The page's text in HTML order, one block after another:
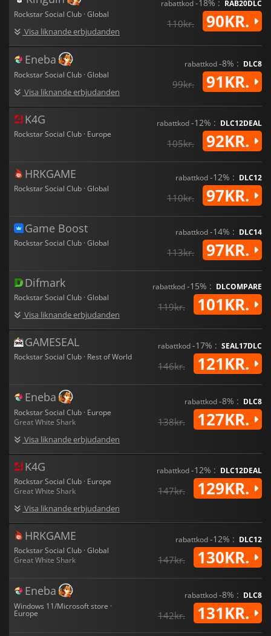
Rockstar Social Club · Global
Visa liknande erbjudanden
rabattkod-18% : RAB20DLC
110kr. 90KR.
Eneba
Rockstar Social Club · Global
Visa liknande erbjudanden
rabattkod-8% : DLC8
99kr. 91KR.
K4G
Rockstar Social Club · Europe
rabattkod-12% : DLC12DEAL
105kr. 92KR.
HRKGAME
Rockstar Social Club · Global
rabattkod-12% : DLC12
110kr. 97KR.
Game Boost
Rockstar Social Club · Global
rabattkod-14% : DLC14
113kr. 97KR.
Difmark
Rockstar Social Club · Global
Visa liknande erbjudanden
rabattkod-15% : DLCOMPARE
119kr. 101KR.
GAMESEAL
Rockstar Social Club · Rest of World
rabattkod-17% : SEAL17DLC
146kr. 121KR.
Eneba
Rockstar Social Club · Europe
Great White Shark
Visa liknande erbjudanden
rabattkod-8% : DLC8
138kr. 127KR.
K4G
Rockstar Social Club · Europe
Great White Shark
Visa liknande erbjudanden
rabattkod-12% : DLC12DEAL
147kr. 129KR.
HRKGAME
Rockstar Social Club · Global
Great White Shark
rabattkod-12% : DLC12
147kr. 130KR.
Eneba
Windows 11/Microsoft store ·
Europe
rabattkod-8% : DLC8
142kr. 131KR.